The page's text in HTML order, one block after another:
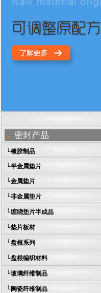
密封产品
└橡胶制品
└半金属垫片
└金属垫片
└非金属垫片
└缠绕垫片半成品
└垫片板材
└盘根系列
└盘根编织材料
└玻璃纤维制品
└陶瓷纤维制品